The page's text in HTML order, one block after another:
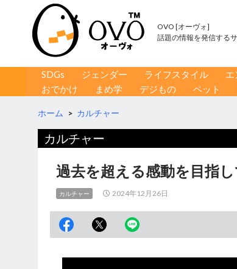
OVO [オーヴォ]
話題の情報を発信する
コンテンツへ移動
SDGs ジェンダー ライフスタイル エ
おでかけ
まめ学 デジもの ペット
ホーム > カルチャー
カルチャー
過去を超える感動を目指
カルチャー 2024年12月26日